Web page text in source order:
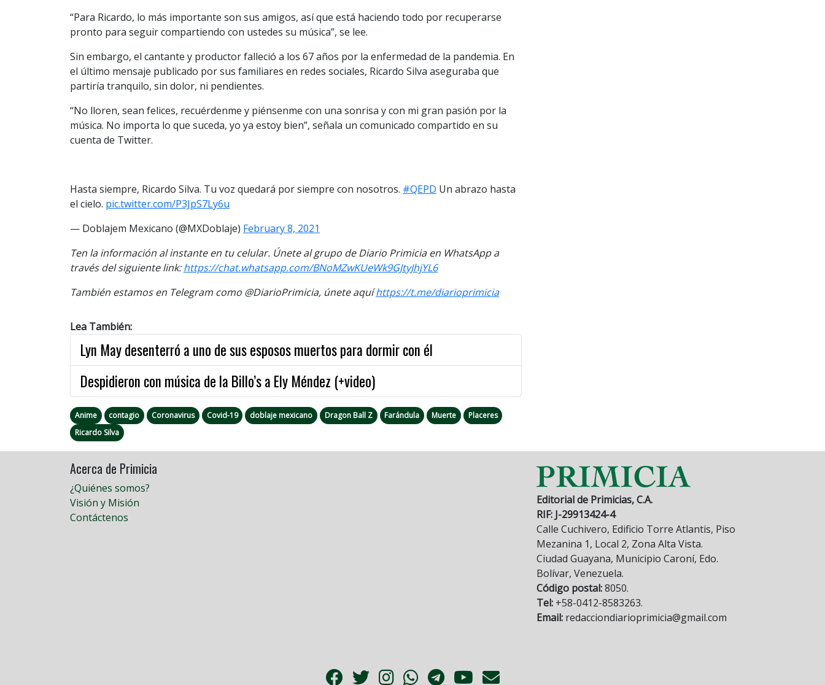
“Para Ricardo, lo más importante son sus amigos, así que está haciendo todo por recuperarse
pronto para seguir compartiendo con ustedes su música”, se lee.
Sin embargo, el cantante y productor falleció a los 67 años por la enfermedad de la pandemia. En
el último mensaje publicado por sus familiares en redes sociales, Ricardo Silva aseguraba que
partiría tranquilo, sin dolor, ni pendientes.
“No lloren, sean felices, recuérdenme y piénsenme con una sonrisa y con mi gran pasión por la
música. No importa lo que suceda, yo ya estoy bien”, señala un comunicado compartido en su
cuenta de Twitter.
Hasta siempre, Ricardo Silva. Tu voz quedará por siempre con nosotros. #QEPD Un abrazo hasta
el cielo. pic.twitter.com/P3JpS7Ly6u
— Doblajem Mexicano (@MXDoblaje) February 8, 2021
Ten la información al instante en tu celular. Únete al grupo de Diario Primicia en WhatsApp a
través del siguiente link:https://chat.whatsapp.com/BNoMZwKUeWk9GJtyJhjYL6
También estamos en Telegram como @DiarioPrimicia, únete aquíhttps://t.me/diarioprimicia
Lea También:
Lyn May desenterró a uno de sus esposos muertos para dormir con él
Despidieron con música de la Billo’s a Ely Méndez (+video)
Anime contagio Coronavirus Covid-19 doblaje mexicano Dragon Ball Z Farándula Muerte
Placeres
Ricardo Silva
Acerca de Primicia
¿Quiénes somos?
Visión y Misión
Contáctenos
Editorial de Primicias, C.A.
RIF: J-29913424-4
Calle Cuchivero, Edificio Torre Atlantis, Piso
Mezanina 1, Local 2, Zona Alta Vista.
Ciudad Guayana, Municipio Caroní, Edo.
Bolívar, Venezuela.
Código postal:8050.
Tel: +58-0412-8583263.
Email: redacciondiarioprimicia@gmail.com